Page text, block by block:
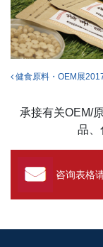
投稿ナ
健食原料・OEM展
承接有关OEM/
品、
咨询表格